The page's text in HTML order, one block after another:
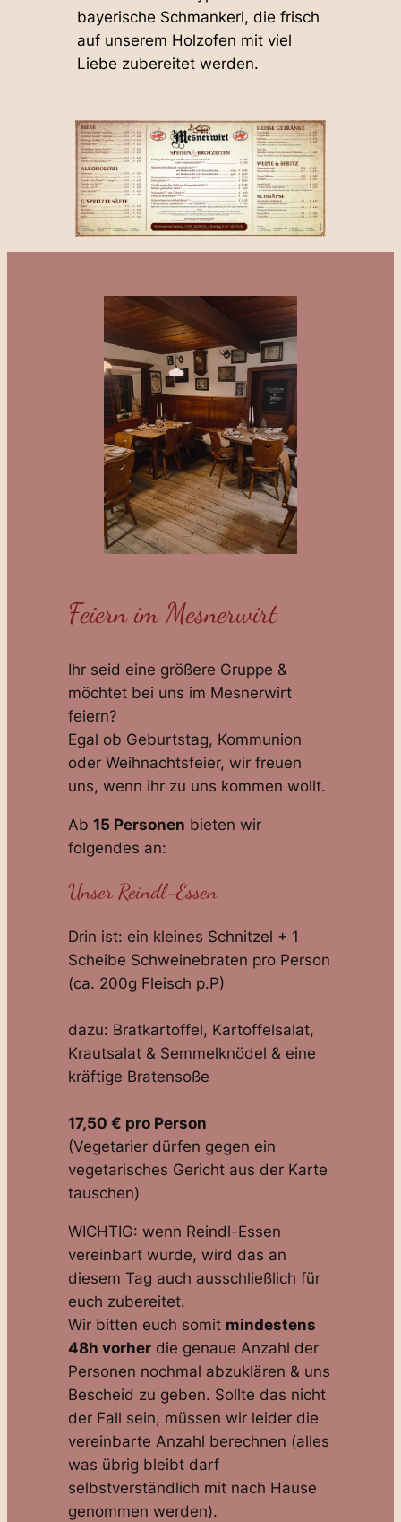
bayerische Schmankerl, die frisch
auf unserem Holzofen mit viel
Liebe zubereitet werden.
Feiern im Mesnerwirt
Ihr seid eine größere Gruppe &
möchtet bei uns im Mesnerwirt
feiern?
Egal ob Geburtstag, Kommunion
oder Weihnachtsfeier, wir freuen
uns, wenn ihr zu uns kommen wollt.
Ab 15 Personen bieten wir
folgendes an:
Unser Reindl-Essen
Drin ist: ein kleines Schnitzel + 1
Scheibe Schweinebraten pro Person
(ca. 200g Fleisch p.P)
dazu: Bratkartoffel, Kartoffelsalat,
Krautsalat & Semmelknödel & eine
kräftige Bratensoße
17,50 € pro Person
(Vegetarier dürfen gegen ein
vegetarisches Gericht aus der Karte
tauschen)
WICHTIG: wenn Reindl-Essen
vereinbart wurde, wird das an
diesem Tag auch ausschließlich für
euch zubereitet.
Wir bitten euch somit mindestens
48h vorherdie genaue Anzahl der
Personen nochmal abzuklären & uns
Bescheid zu geben. Sollte das nicht
der Fall sein, müssen wir leider die
vereinbarte Anzahl berechnen (alles
was übrig bleibt darf
selbstverständlich mit nach Hause
genommen werden).